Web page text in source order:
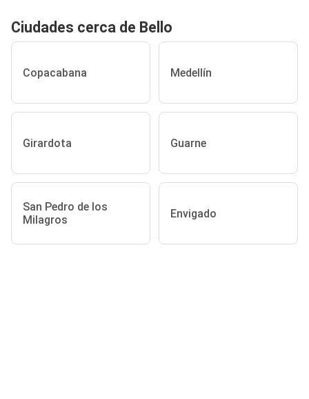
Ciudades cerca de Bello
Copacabana Medellín
Girardota Guarne
San Pedro de los
Milagros
Envigado